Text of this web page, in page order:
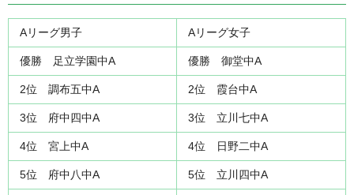
Aリーグ男子 Aリーグ女子
優勝 足立学園中A 優勝 御堂中A
2位 調布五中A 2位 霞台中A
3位 府中四中A 3位 立川七中A
4位 宮上中A 4位 日野二中A
5位 府中八中A 5位 立川四中A